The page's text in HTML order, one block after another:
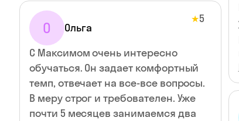
О Ольга
★5
С Максимом очень интересно
обучаться. Он задает комфортный
темп, отвечает на все-все вопросы.
В меру строг и требователен. Уже
почти 5 месяцев занимаемся два